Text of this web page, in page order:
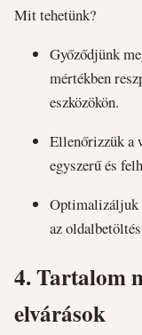
Mit tehetünk?
Győződjünk
mértékben
eszközökön.
Ellenőrizzük a
egyszerű és
Optimalizáljuk
az
4.Tartalom
elvárások